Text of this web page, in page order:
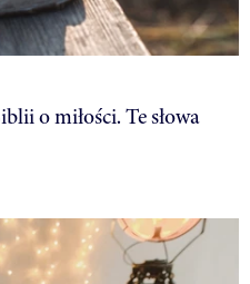
o miłości. Te słowa